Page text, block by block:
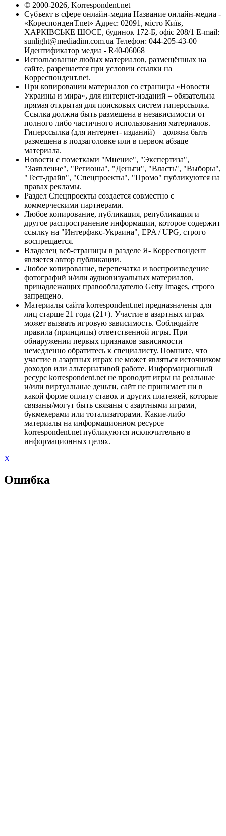
© 2000-2026, Korrespondent.net
Субъект в сфере онлайн-медиа Название онлайн-медиа -
«КореспонденТ.net» Адрес: 02091, місто Київ,
ХАРКІВСЬКЕ ШОСЕ, будинок 172-Б, офіс 208/1 E-mail:
sunlight@mediadim.com.ua Телефон: 044-205-43-00
Идентификатор медиа - R40-06068
Использование любых материалов, размещённых на
сайте, разрешается при условии ссылки на
Корреспондент.net.
При копировании материалов со страницы «Новости
Украины и мира», для интернет-изданий – обязательна
прямая открытая для поисковых систем гиперссылка.
Ссылка должна быть размещена в независимости от
полного либо частичного использования материалов.
Гиперссылка (для интернет- изданий) – должна быть
размещена в подзаголовке или в первом абзаце
материала.
Новости с пометками "Мнение", "Экспертиза",
"Заявление", "Регионы", "Деньги", "Власть", "Выборы",
"Тест-драйв", "Спецпроекты", "Промо" публикуются на
правах рекламы.
Раздел Спецпроекты создается совместно с
коммерческими партнерами.
Любое копирование, публикация, републикация и
другое распространение информации, которое содержит
ссылку на "Интерфакс-Украина", EPA / UPG, строго
воспрещается.
Владелец веб-страницы в разделе Я- Корреспондент
является автор публикации.
Любое копирование, перепечатка и воспроизведение
фотографий и/или аудиовизуальных материалов,
принадлежащих правообладателю Getty Images, строго
запрещено.
Материалы сайта korrespondent.net предназначены для
лиц старше 21 года (21+). Участие в азартных играх
может вызвать игровую зависимость. Соблюдайте
правила (принципы) ответственной игры. При
обнаружении первых признаков зависимости
немедленно обратитесь к специалисту. Помните, что
участие в азартных играх не может являться источником
доходов или альтернативой работе. Информационный
ресурс korrespondent.net не проводит игры на реальные
и/или виртуальные деньги, сайт не принимает ни в
какой форме оплату ставок и других платежей, которые
связаны/могут быть связаны с азартными играми,
букмекерами или тотализаторами. Какие-либо
материалы на информационном ресурсе
korrespondent.net публикуются исключительно в
информационных целях.
X
Ошибка